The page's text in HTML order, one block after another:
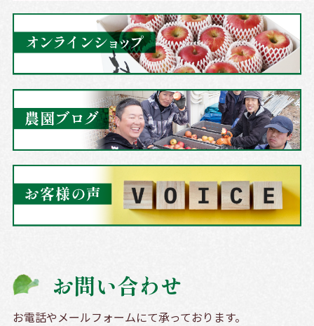
お問い合わせ
お電話やメールフォームにて承っております。